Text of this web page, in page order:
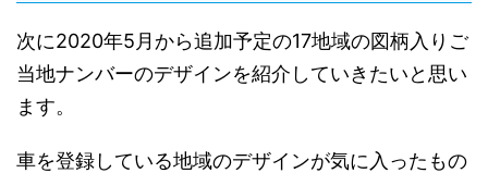
次に2020年5月から追加予定の17地域の図柄入りご
当地ナンバーのデザインを紹介していきたいと思い
ます。
車を登録している地域のデザインが気に入ったもの